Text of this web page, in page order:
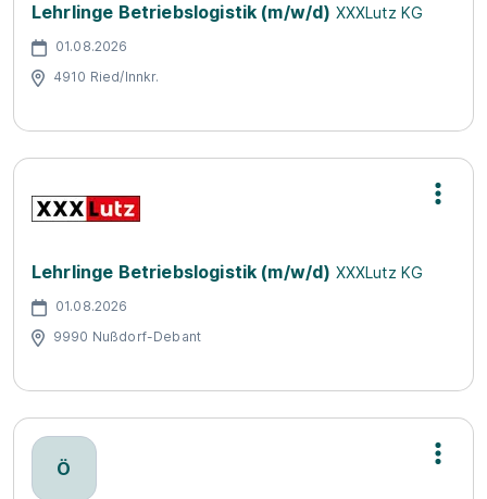
Lehrlinge Betriebslogistik (m/w/d) XXXLutz KG
01.08.2026
4910 Ried/Innkr.
Lehrlinge Betriebslogistik (m/w/d) XXXLutz KG
01.08.2026
9990 Nußdorf-Debant
Ö